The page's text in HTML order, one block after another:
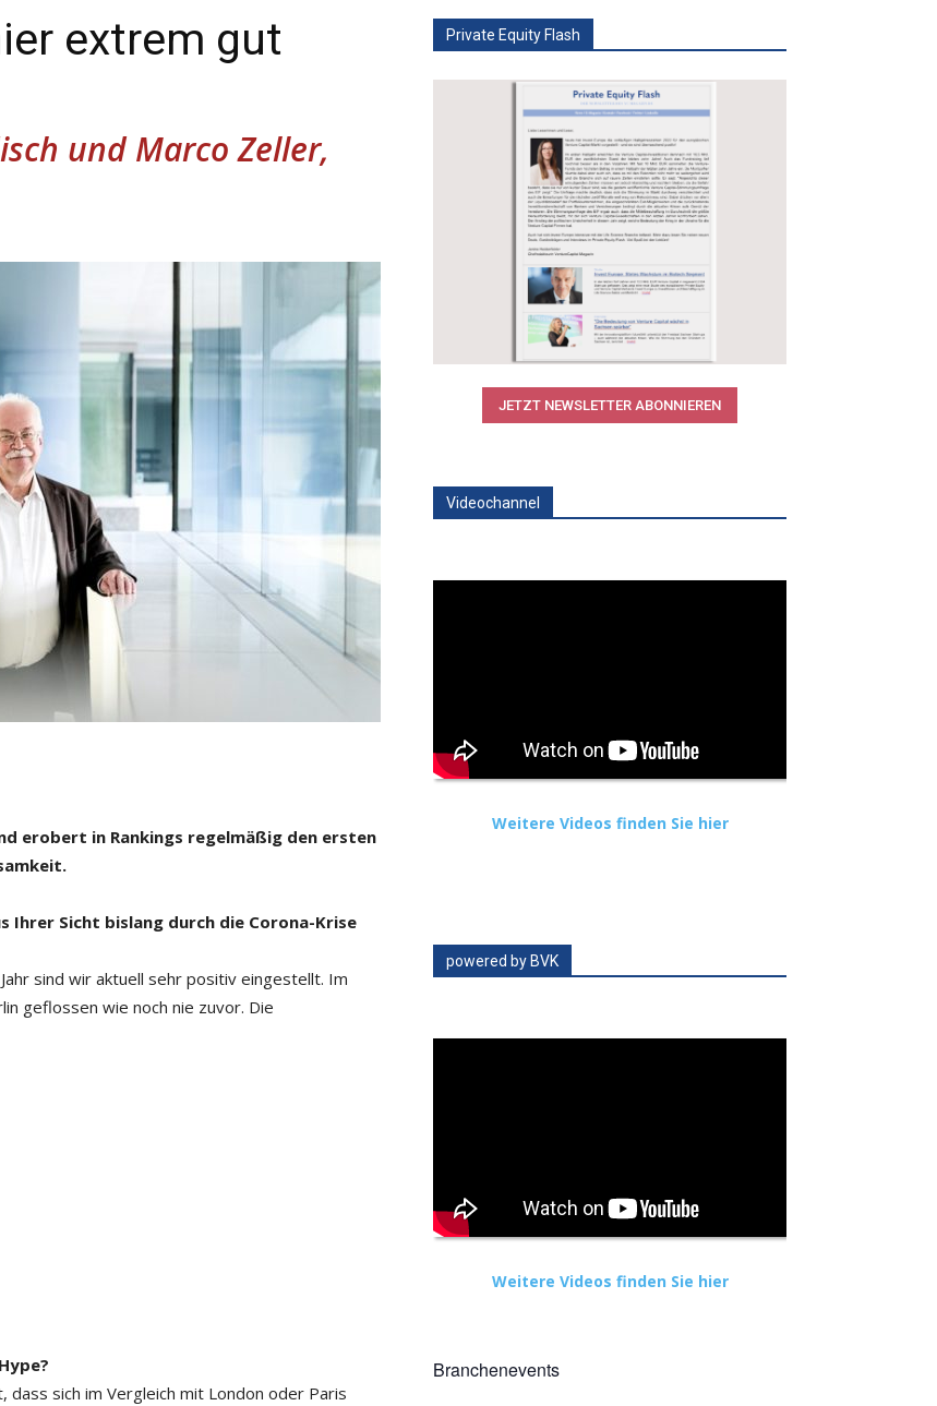
extrem gut
und Marco Zeller,
erobert in Rankings regel­mäßig den ersten
Ihrer Sicht bislang durch die Corona-Krise
sind wir aktuell sehr positiv eingestellt. Im
geflossen wie noch nie zuvor. Die
sich im Vergleich mit London oder Paris
Private Equity Flash
JETZT NEWSLETTER ABONNIEREN
Videochannel
Weitere Videos finden Sie hier
powered by BVK
Weitere Videos finden Sie hier
Branchenevents